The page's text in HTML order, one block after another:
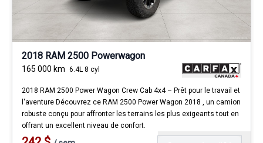
2018 RAM 2500 Powerwagon
165 000 km 6.4L 8 cyl
2018 RAM 2500 Power Wagon Crew Cab 4x4 – Prêt pour le travail et
l'aventure Découvrez ce RAM 2500 Power Wagon 2018 , un camion
robuste conçu pour affronter les terrains les plus exigeants tout en
offrant un excellent niveau de confort.